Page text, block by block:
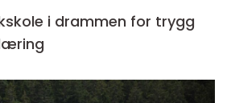
i drammen for trygg